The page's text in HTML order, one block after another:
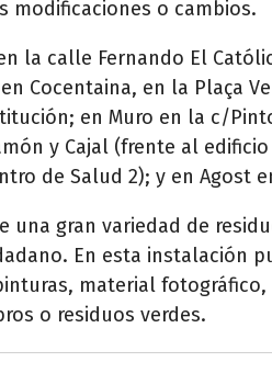
modificaciones o cambios.
la calle Fernando El
Cocentaina, en la Plaça
en Muro en la c/
y Cajal (frente al
de Salud 2); y en Agost
gran variedad de
En esta instalación
material
o residuos verdes.